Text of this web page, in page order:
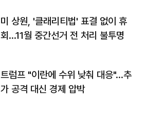
미 상원, '클래리티법' 표결 없이 휴
회…11월 중간선거 전 처리 불투명
트럼프 "이란에 수위 낮춰 대응"…추
가 공격 대신 경제 압박